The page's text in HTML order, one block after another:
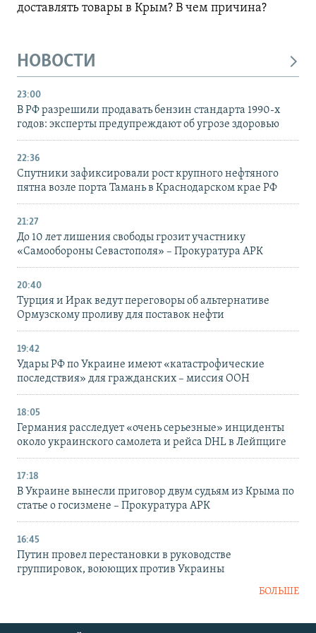
доставлять товары в Крым? В чем причина?
НОВОСТИ
23:00
В РФ разрешили продавать бензин стандарта 1990-х
годов: эксперты предупреждают об угрозе здоровью
22:36
Спутники зафиксировали рост крупного нефтяного
пятна возле порта Тамань в Краснодарском крае РФ
21:27
До 10 лет лишения свободы грозит участнику
«Самообороны Севастополя» – Прокуратура АРК
20:40
Турция и Ирак ведут переговоры об альтернативе
Ормузскому проливу для поставок нефти
19:42
Удары РФ по Украине имеют «катастрофические
последствия» для гражданских – миссия ООН
18:05
Германия расследует «очень серьезные» инциденты
около украинского самолета и рейса DHL в Лейпциге
17:18
В Украине вынесли приговор двум судьям из Крыма по
статье о госизмене – Прокуратура АРК
16:45
Путин провел перестановки в руководстве
группировок, воюющих против Украины
БОЛЬШЕ